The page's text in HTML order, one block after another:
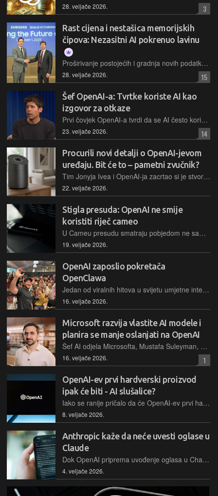
28. veljače 2026. 3
Rast cijena i nestašica memorijskih
čipova: Nezasitni AI pokrenuo lavinu
Proširivanje postojećih i gradnja novih podatkovnih centara namijenjenih umjetnoj inteligenciji okrenulo je tržište memorijskih čipova naglavačke. Cijene divljaju gore nego u vrijeme zlatne groznice rudarenja kripto valuta, a kraj krize se još uvijek ne nazire. Što je dovelo do ovakve situacije i što nas još čeka?
28. veljače 2026. 15
Šef OpenAI-a: Tvrtke koriste AI kao
izgovor za otkaze
Prvi čovjek OpenAI-a tvrdi da se AI često koristi kao izgovor za rezove koji bi se ionako dogodili, iako priznaje da će pravi učinak tehnologije tek postati vidljiv
23. veljače 2026. 14
Procurili novi detalji o OpenAI-jevom
uređaju. Bit će to – pametni zvučnik?
Tim Jonyja Ivea i OpenAI-ja zacrtao si je stvoriti "novi iPhone", neviđenog osobnog AI asistenta, a potom su napravili kompromis i odlučili napraviti "obični" zvučnik, ako je vjerovati novim informacijama
22. veljače 2026.
Stigla presuda: OpenAI ne smije
koristiti riječ cameo
U Cameu presudu smatraju pobjedom ne samo za sebe, već i za integritet tržišta, kao i njihovih korisnika. U OpenAI-u smatraju kako ne može svatko polagati pravo na riječ cameo.
19. veljače 2026.
OpenAI zaposlio pokretača
OpenClawa
Jedan od viralnih hitova u svijetu umjetne inteligencije posljednjih nekoliko je tjedana fenomen imena OpenClaw, alat koji omogućava izradu osobnih AI asistenata. Njegov autor radit će u OpenAI-ju
16. veljače 2026.
Microsoft razvija vlastite AI modele i
planira se manje oslanjati na OpenAI
Šef AI odjela Microsofta, Mustafa Suleyman, najavio je zaokret prema potpunoj samostalnosti u razvoju naprednih modela, čime kompanija smanjuje dugogodišnju ovisnost o partnerstvu s OpenAI-jem
16. veljače 2026. 1
OpenAI-ev prvi hardverski proizvod
ipak će biti - AI slušalice?
Iako se ranije pričalo da će OpenAI-ev prvi hardverski proizvod biti pametna olovka ili privjesak, čini se da se tvrtka ipak odlučila za proizvodnju AI slušalica
8. veljače 2026.
Anthropic kaže da neće uvesti oglase u
Claude
Dok OpenAI priprema uvođenje oglasa u ChatGPT, konkurentski Anthropic kaže da to neće napraviti sa svojim Claudeom
4. veljače 2026.